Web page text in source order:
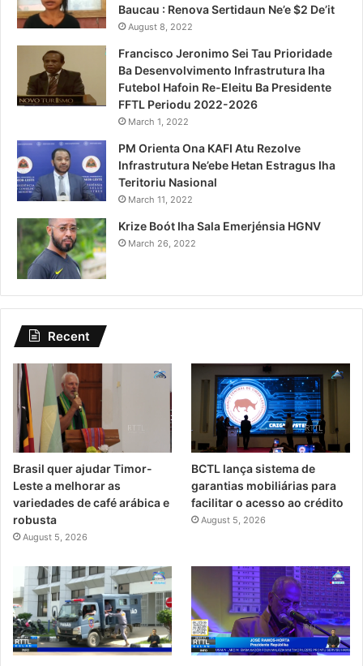
Baucau : Renova Sertidaun Ne’e $2 De’it
August 8, 2022
Francisco Jeronimo Sei Tau Prioridade
Ba Desenvolvimento Infrastrutura Iha
Futebol Hafoin Re-Eleitu Ba Presidente
FFTL Periodu 2022-2026
March 1, 2022
PM Orienta Ona KAFI Atu Rezolve
Infrastrutura Ne’ebe Hetan Estragus Iha
Teritoriu Nasional
March 11, 2022
Krize Boót Iha Sala Emerjénsia HGNV
March 26, 2022
Recent
Brasil quer ajudar Timor-
Leste a melhorar as
variedades de café arábica e
robusta
August 5, 2026
BCTL lança sistema de
garantias mobiliárias para
facilitar o acesso ao crédito
August 5, 2026